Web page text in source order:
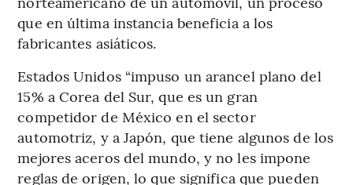
que en última instancia beneficia a los
fabricantes asiáticos.
Estados Unidos “impuso un arancel plano del
15% a Corea del Sur, que es un gran
competidor de México en el sector
automotriz, y a Japón, que tiene algunos de los
mejores aceros del mundo, y no les impone
reglas de origen, lo que significa que pueden